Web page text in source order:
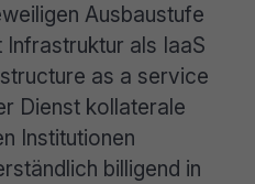
Ausbaustufe
als IaaS
as a service
Dienst kollaterale
Institutionen
billigend in